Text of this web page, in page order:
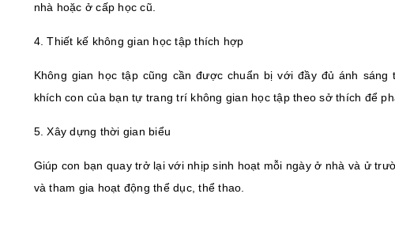
nhà hoặc ở cấp học cũ.
4. Thiết kế không gian học tập thích hợp
Không gian học tập cũng cần được chuẩn bị với đầy đủ ánh
khích con của bạn tự trang trí không gian học tập theo sở thích để
5. Xây dựng thời gian biểu
Giúp con bạn quay trở lại với nhịp sinh hoạt mỗi ngày ở nhà và ử
và tham gia hoạt động thể dục, thể thao.